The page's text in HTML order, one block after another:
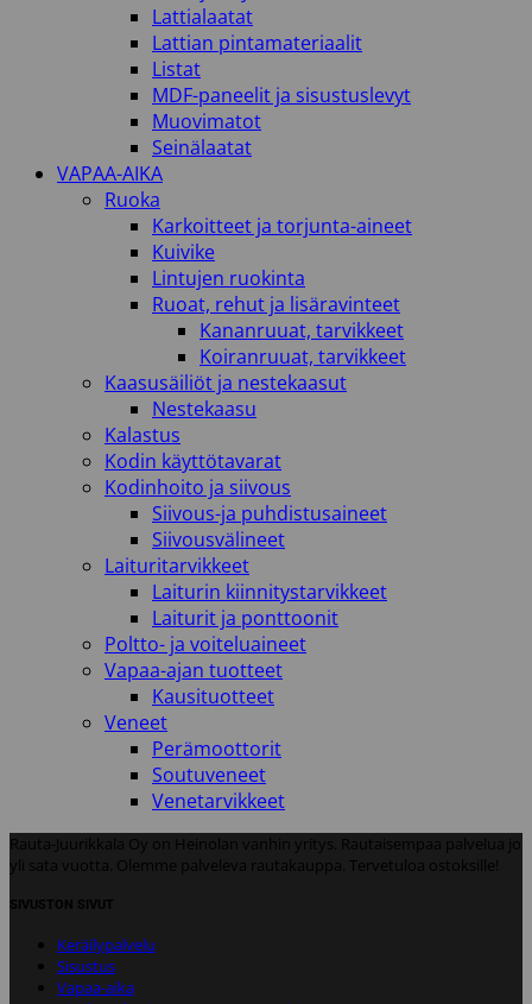
Lattialaatat
Lattian pintamateriaalit
Listat
MDF-paneelit ja sisustuslevyt
Muovimatot
Seinälaatat
VAPAA-AIKA
Ruoka
Karkoitteet ja torjunta-aineet
Kuivike
Lintujen ruokinta
Ruoat, rehut ja lisäravinteet
Kananruuat, tarvikkeet
Koiranruuat, tarvikkeet
Kaasusäiliöt ja nestekaasut
Nestekaasu
Kalastus
Kodin käyttötavarat
Kodinhoito ja siivous
Siivous-ja puhdistusaineet
Siivousvälineet
Laituritarvikkeet
Laiturin kiinnitystarvikkeet
Laiturit ja ponttoonit
Poltto- ja voiteluaineet
Vapaa-ajan tuotteet
Kausituotteet
Veneet
Perämoottorit
Soutuveneet
Venetarvikkeet
Rauta-Juurikkala Oy on Heinolan vanhin yritys. Rautaisempaa palvelua jo
yli sata vuotta. Olemme palveleva rautakauppa. Tervetuloa ostoksille!
SIVUSTON SIVUT
Keräilypalvelu
Sisustus
Vapaa-aika